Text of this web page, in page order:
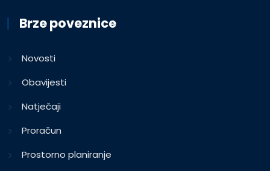
Brze poveznice
Novosti
Obavijesti
Natječaji
Proračun
Prostorno planiranje